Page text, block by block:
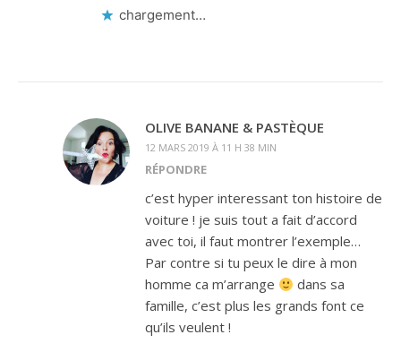
chargement…
OLIVE BANANE & PASTÈQUE
12 MARS 2019 À 11 H 38 MIN
RÉPONDRE
c’est hyper interessant ton histoire de
voiture ! je suis tout a fait d’accord
avec toi, il faut montrer l’exemple…
Par contre si tu peux le dire à mon
homme ca m’arrange
dans sa
famille, c’est plus les grands font ce
qu’ils veulent !